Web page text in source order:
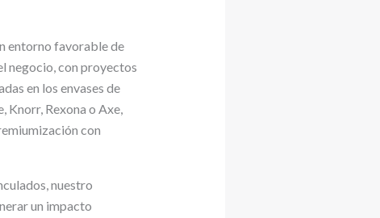
entorno favorable de
negocio, con proyectos
en los envases de
Knorr, Rexona o Axe,
con
nuestro
un impacto